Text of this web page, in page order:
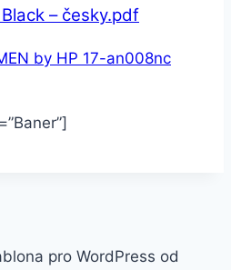
– česky.pdf
by HP 17-an008nc
pro WordPress od